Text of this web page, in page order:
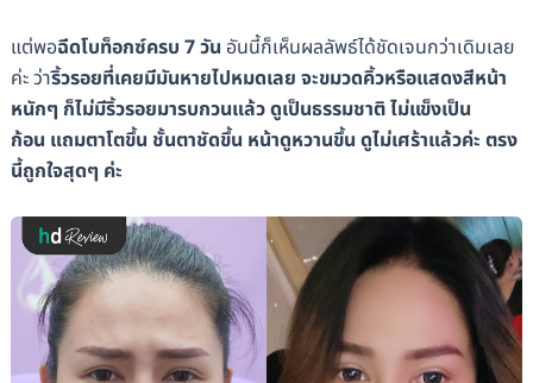
แต่พอฉีดโบท็อกซ์ครบ 7 วัน อันนี้ก็เห็นผลลัพธ์ได้ชัดเจนกว่าเดิมเลย
ค่ะ ว่าริ้วรอยที่เคยมีมันหายไปหมดเลย จะขมวดคิ้วหรือแสดงสีหน้า
หนักๆ ก็ไม่มีริ้วรอยมารบกวนแล้วดูเป็นธรรมชาติ ไม่แข็งเป็น
ก้อน แถมตาโตขึ้น ชั้นตาชัดขึ้น หน้าดูหวานขึ้น ดูไม่เศร้าแล้วค่ะ ตรง
นี้ถูกใจสุดๆ ค่ะ